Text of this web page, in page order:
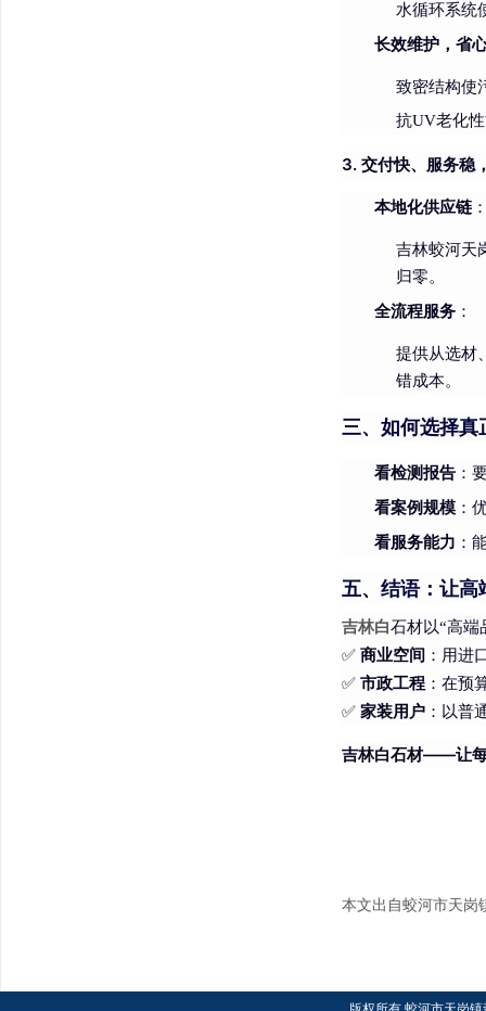
水循环系统
长效维护，省
致密结构使
抗UV老化
3. 交付快、服务稳
本地化供应链
吉林蛟河天
归零。
全流程服务 ：
提供从选材
错成本。
三、 如何选择真
看检测报告 ：
看案例规模 ：
看服务能力 ：
五、结语：让高
吉林白石材以“高端
✅ 商业空间 ：用进
✅ 市政工程 ：在预
✅ 家装用户 ：以普
吉林白石材——让每
本文出自蛟河市天岗